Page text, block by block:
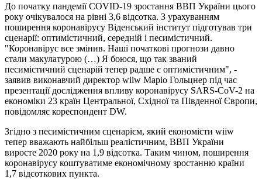
До початку пандемії COVID-19 зростання ВВП України цього
року очікувалося на рівні 3,6 відсотка. З урахуванням
поширення коронавірусу Віденський інститут підготував три
сценарії: оптимістичний, середній і песимістичний.
"Коронавірус все змінив. Наші початкові прогнози давно
стали макулатурою (…) Я боюся, що так званий
песимістичний сценарій тепер радше є оптимістичним", -
заявив виконавчий директор wiiw Маріо Гольцнер під час
презентації дослідження впливу коронавірусу SARS-CoV-2 на
економіки 23 країн Центральної, Східної та Південної Європи,
повідомляє кореспондент DW.
Згідно з песимістичним сценарієм, який економісти wiiw
тепер вважають найбільш реалістичним, ВВП України
виросте 2020 року на 1,9 відсотка. Таким чином, поширення
коронавірусу коштуватиме економічному зростанню країни
1,7 відсоткових пункта.